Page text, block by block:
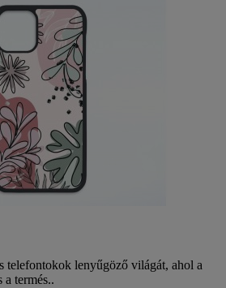
telefontokok lenyűgöző világát, ahol a
a termés..